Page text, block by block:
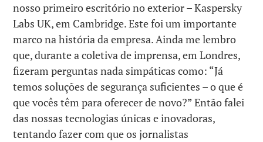
nosso primeiro escritório no exterior – Kaspersky
Labs UK, em Cambridge. Este foi um importante
marco na história da empresa. Ainda me lembro
que, durante a coletiva de imprensa, em Londres,
fizeram perguntas nada simpáticas como: “Já
temos soluções de segurança suficientes – o que é
que vocês têm para oferecer de novo?” Então falei
das nossas tecnologias únicas e inovadoras,
tentando fazer com que os jornalistas